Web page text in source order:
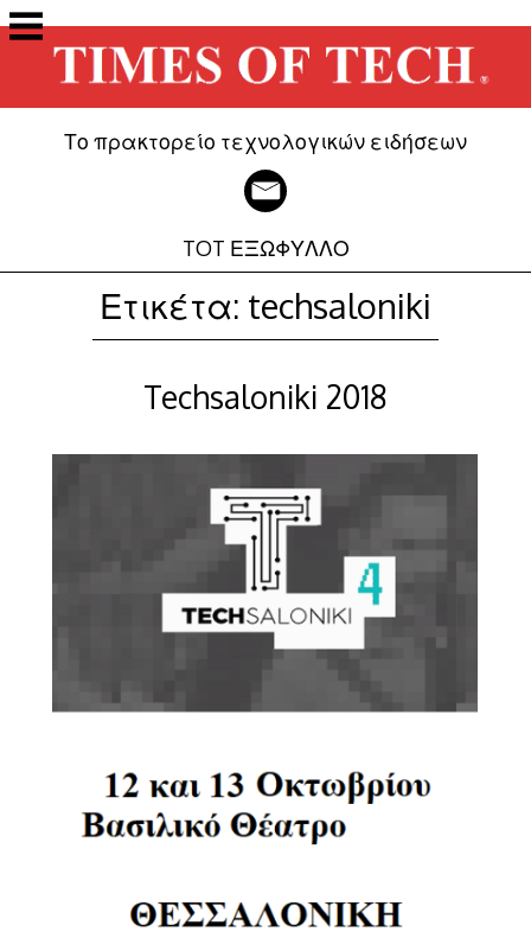
Μετάβαση
στο
περιεχόμενο
Το πρακτορείο τεχνολογικών ειδήσεων
TOT ΕΞΩΦΥΛΛΟ
Ετικέτα: techsaloniki
Techsaloniki 2018